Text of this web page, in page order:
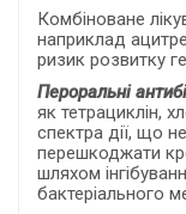
Комбіноване
наприклад
ризик розвитку
Пероральні
як тетрациклін,
спектра дії, що
перешкоджати
шляхом
бактеріального